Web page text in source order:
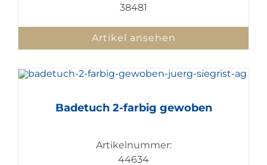
38481
Artikel ansehen
Badetuch 2-farbig gewoben
Artikelnummer:
44634